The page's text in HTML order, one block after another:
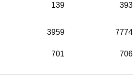
393
139
7774
706
3959
701